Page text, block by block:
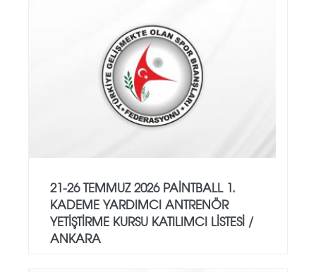
21-26 TEMMUZ 2026 PAİNTBALL 1.
KADEME YARDIMCI ANTRENÖR
YETİŞTİRME KURSU KATILIMCI LİSTESİ /
ANKARA